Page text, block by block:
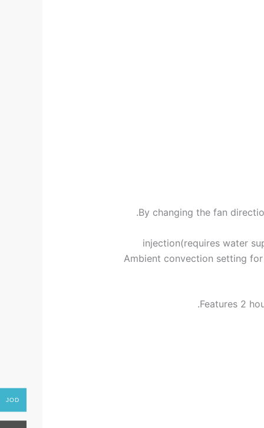
By changing the fan
injection(requires water
Ambient convection setting
Features 2
JOD